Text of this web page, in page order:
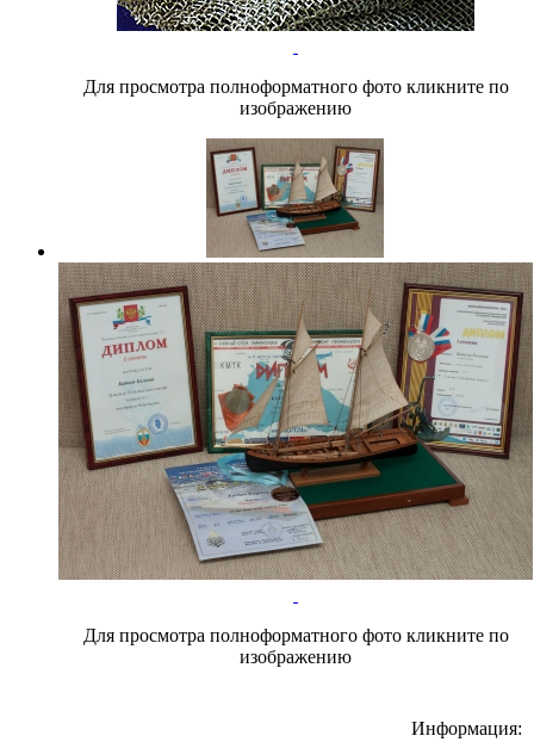
Для просмотра полноформатного фото кликните по
изображению
Для просмотра полноформатного фото кликните по
изображению
Информация: